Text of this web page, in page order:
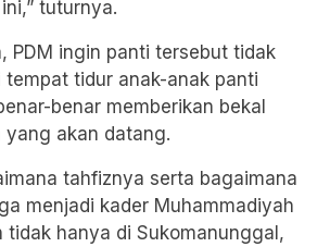
tuturnya.
PDM ingin panti tersebut tidak
tempat tidur anak-anak panti
benar memberikan bekal
yang akan datang.
tahfiznya serta bagaimana
menjadi kader Muhammadiyah
tidak hanya di Sukomanunggal,